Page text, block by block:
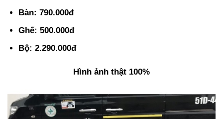
Bàn: 790.000đ
Ghế: 500.000đ
Bộ: 2.290.000đ
Hình ảnh thật 100%